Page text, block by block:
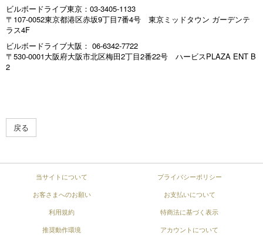
ビルボードライブ東京：03-3405-1133
〒107-0052東京都港区赤坂9丁目7番4号 東京ミッドタウン ガーデンテ
ラス4F
ビルボードライブ大阪： 06-6342-7722
〒530-0001大阪府大阪市北区梅田2丁目2番22号 ハービスPLAZA ENT B
2
戻る
当サイトについて
プライバシーポリシー
お客さまへのお願い
お支払いについて
利用規約
特商法に基づく表示
推奨動作環境
アカウントについて